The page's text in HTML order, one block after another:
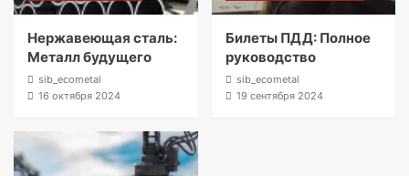
Нержавеющая сталь:
Металл будущего
sib_ecometal
16 октября 2024
Билеты ПДД: Полное
руководство
sib_ecometal
19 сентября 2024